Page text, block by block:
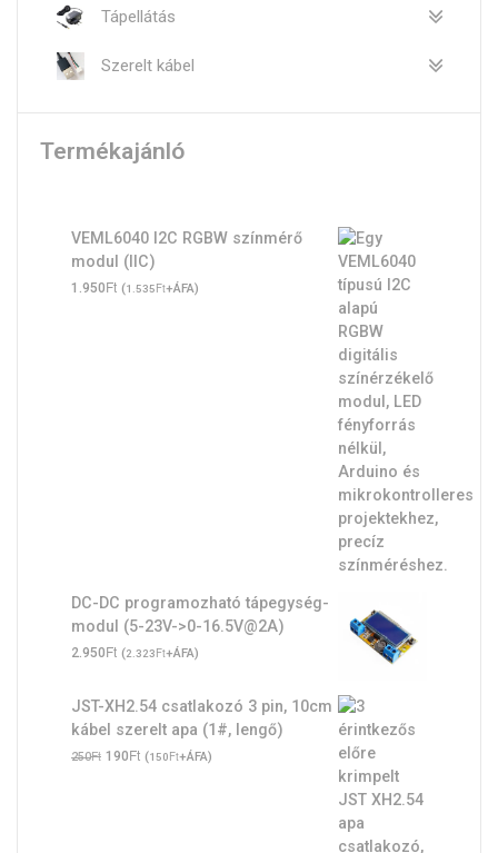
Tápellátás
Szerelt kábel
Termékajánló
VEML6040 I2C RGBW színmérő
modul (IIC)
1.950Ft (1.535Ft+ÁFA)
DC-DC programozható tápegység-
modul (5-23V->0-16.5V@2A)
2.950Ft (2.323Ft+ÁFA)
JST-XH2.54 csatlakozó 3 pin, 10cm
kábel szerelt apa (1#, lengő)
250Ft Original
190FtCurrent
(150Ft+ÁFA)